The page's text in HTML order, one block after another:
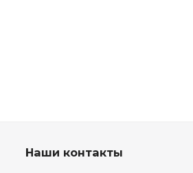
Наши контакты